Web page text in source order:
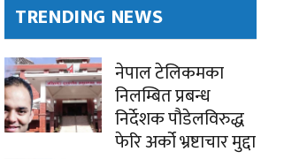
TRENDING NEWS
नेपाल टेलिकमका
निलम्बित प्रबन्ध
निर्देशक पौडेलविरुद्ध
फेरि अर्को भ्रष्टाचार मुद्दा